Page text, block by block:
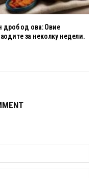
дроб од ова: Овие
за неколку недели.